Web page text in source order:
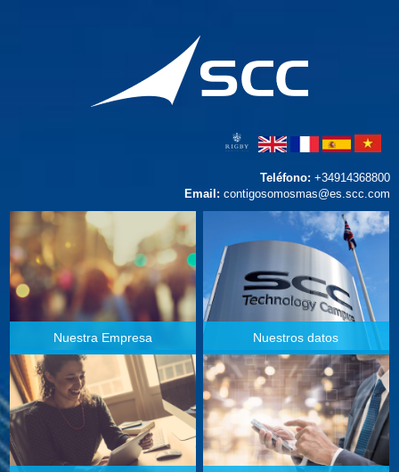
Teléfono: +34914368800
Email: contigosomosmas@es.scc.com
Nuestra Empresa Nuestros datos